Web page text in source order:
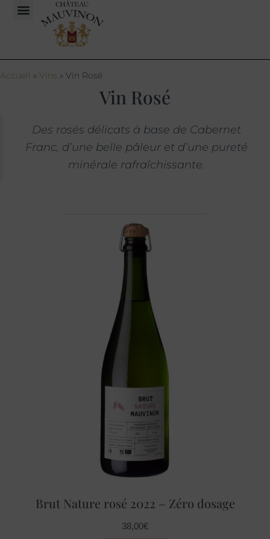
Accueil » Vins » Vin Rosé
Vin Rosé
Des rosés délicats à base de Cabernet
Franc, d’une belle pâleur et d’une pureté
minérale rafraîchissante.
Brut Nature rosé 2022 – Zéro dosage
38,00€